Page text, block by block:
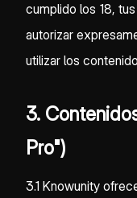
cumplido los 18,
autorizar
utilizar los
3.
Pro")
3.1 Knowunity